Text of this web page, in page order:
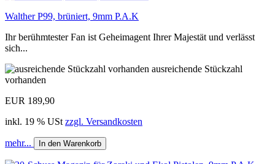
Walther P99, brüniert, 9mm P.A.K
Ihr berühmtester Fan ist Geheimagent Ihrer Majestät und verlässt
sich...
ausreichende Stückzahl
vorhanden
EUR 189,90
inkl. 19 % USt zzgl. Versandkosten
mehr... In den Warenkorb